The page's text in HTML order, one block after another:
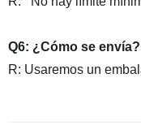
Q6: ¿Cómo se envía?
R: Usaremos un